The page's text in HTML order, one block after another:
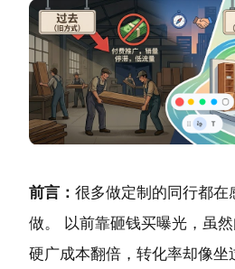
前言： 很多做定制的同行都在
做。 以前靠砸钱买曝光，虽
硬广成本翻倍，转化率却像坐